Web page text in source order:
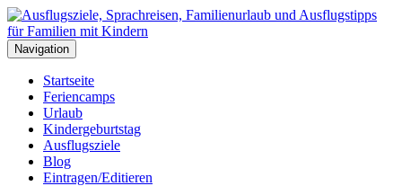
Navigation
Startseite
Feriencamps
Urlaub
Kindergeburtstag
Ausflugsziele
Blog
Eintragen/Editieren